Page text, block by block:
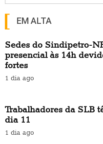
EM ALTA
Sedes do Sindipetro-
presencial às 14h
fortes
1 dia ago
Trabalhadores da SLB
dia 11
1 dia ago